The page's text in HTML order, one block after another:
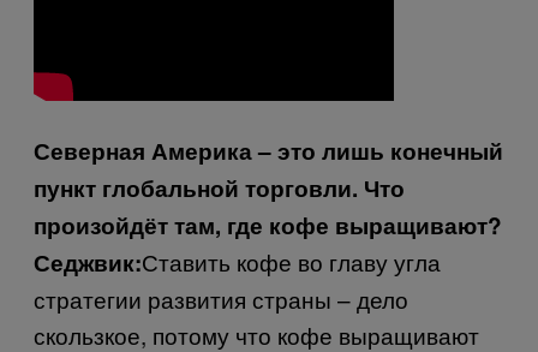
Северная Америка – это лишь конечный
пункт глобальной торговли. Что
произойдёт там, где кофе выращивают?
Седжвик:Ставить кофе во главу угла
стратегии развития страны – дело
скользкое, потому что кофе выращивают